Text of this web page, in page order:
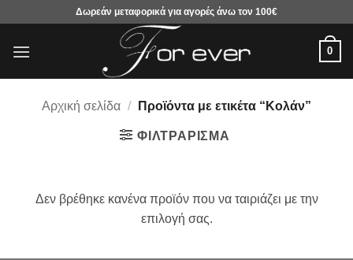
περιεχόμενο
Δωρεάν μεταφορικά για αγορές άνω τον 100€
0
Αρχική σελίδα / Προϊόντα με ετικέτα “Κολάν”
ΦΙΛΤΡΆΡΙΣΜΑ
Δεν βρέθηκε κανένα προϊόν που να ταιριάζει με την
επιλογή σας.